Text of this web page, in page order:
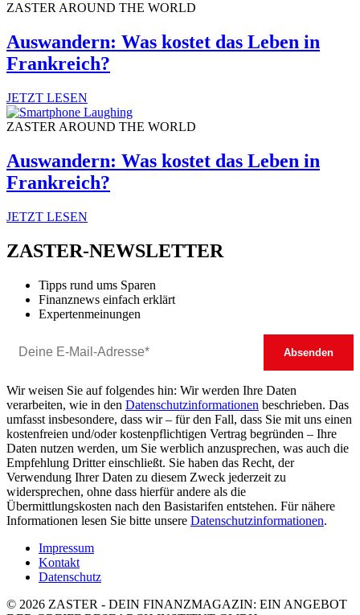
ZASTER AROUND THE WORLD
Auswandern: Was kostet das Leben in
Frankreich?
JETZT LESEN
ZASTER AROUND THE WORLD
Auswandern: Was kostet das Leben in
Frankreich?
JETZT LESEN
ZASTER-NEWSLETTER
Tipps rund ums Sparen
Finanznews einfach erklärt
Expertenmeinungen
Wir weisen Sie auf folgendes hin: Wir werden Ihre Daten
verarbeiten, wie in den Datenschutzinformationen beschrieben. Das
umfasst insbesondere, dass wir – für den Fall, dass Sie mit uns einen
kostenfreien und/oder kostenpflichtigen Vertrag begründen – Ihre
Daten nutzen werden, um Sie werblich anzusprechen, was auch die
Empfehlung Dritter einschließt. Sie haben das Recht, der
Verwendung Ihrer Daten zu diesem Zweck jederzeit zu
widersprechen, ohne dass hierfür andere als die
Übermittlungskosten nach den Basistarifen entstehen. Für nähere
Informationen lesen Sie bitte unsere Datenschutzinformationen.
Impressum
Kontakt
Datenschutz
© 2026 ZASTER - DEIN FINANZMAGAZIN: EIN ANGEBOT